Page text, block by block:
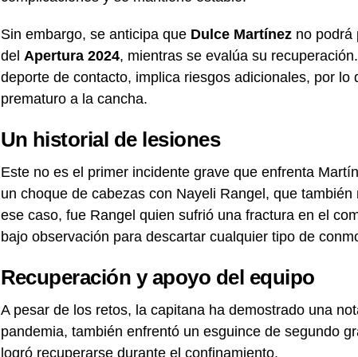
Sin embargo, se anticipa que Dulce Martínezno podrá
del Apertura 2024, mientras se evalúa su
deporte de contacto, implica riesgos adicionales, por lo
prematuro a la cancha.
Un historial de lesiones
Este no es el primer incidente grave que enfrenta
un choque de cabezas con Nayeli Rangel, que
ese caso, fue Rangel quien sufrió una fractura en el
bajo observación para descartar cualquier tipo de
Recuperación y apoyo del equipo
A pesar de los retos, la capitana ha demostrado una
pandemia, también enfrentó un esguince de segundo
logró recuperarse durante el confinamiento.